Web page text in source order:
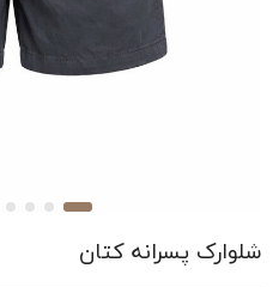
شلوارک پسرانه کتان